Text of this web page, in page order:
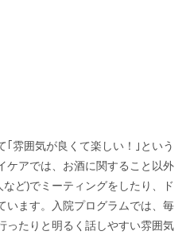
雰囲気が良くて楽しい！｣という
ケアでは、お酒に関すること以外
ど)でミーティングをしたり、ド
います。入院プログラムでは、毎
ったりと明るく話しやすい雰囲気